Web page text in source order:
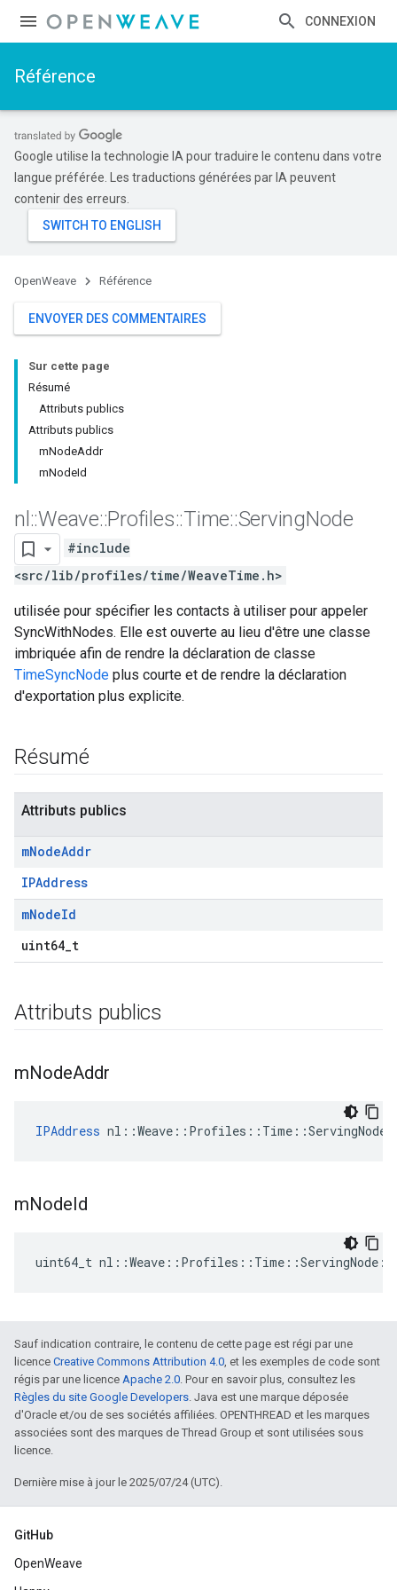
CONNEXION
Référence
Google utilise la technologie IA pour traduire le contenu dans votre
langue préférée. Les traductions générées par IA peuvent
contenir des erreurs.
OpenWeave Référence
ENVOYER DES COMMENTAIRES
Sur cette page
Résumé
Attributs publics
Attributs publics
mNodeAddr
mNodeId
nl ::Weave::Profiles::Time::ServingNode
#include
<src/lib/profiles/time/WeaveTime.h>
utilisée pour spécifier les contacts à utiliser pour appeler
SyncWithNodes. Elle est ouverte au lieu d'être une classe
imbriquée afin de rendre la déclaration de classe
TimeSyncNode plus courte et de rendre la déclaration
d'exportation plus explicite.
Résumé
Attributs publics
mNodeAddr
IPAddress
mNodeId
uint64_t
Attributs publics
mNodeAddr
IPAddress nl ::Weave :: Profiles :: Time ::ServingNode
mNodeId
uint64_t nl ::Weave :: Profiles :: Time ::ServingNode ::
Sauf indication contraire, le contenu de cette page est régi par une
licence Creative Commons Attribution 4.0, et les exemples de code sont
régis par une licence Apache 2.0. Pour en savoir plus, consultez les
Règles du site Google Developers. Java est une marque déposée
d'Oracle et/ou de ses sociétés affiliées. OPENTHREAD et les marques
associées sont des marques de Thread Group et sont utilisées sous
licence.
Dernière mise à jour le 2025/07/24 (UTC).
GitHub
OpenWeave